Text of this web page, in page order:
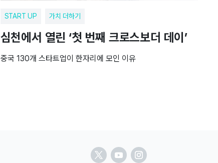
START UP 가치 더하기
심천에서 열린 ‘첫 번째 크로스보더 데이’
중국 130개 스타트업이 한자리에 모인 이유